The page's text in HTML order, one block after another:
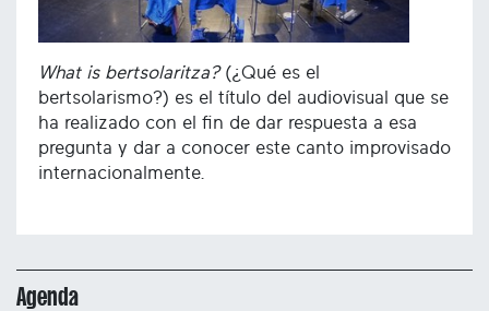
What is bertsolaritza?(¿Qué es el
bertsolarismo?) es el título del audiovisual que se
ha realizado con el fin de dar respuesta a esa
pregunta y dar a conocer este canto improvisado
internacionalmente.
Agenda